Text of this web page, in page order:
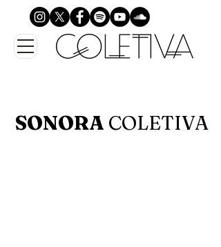
SONORA COLETIVA